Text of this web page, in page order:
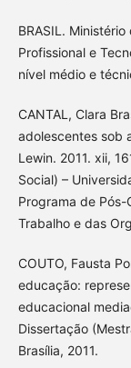
BRASIL.
Profissional e
nível médio e
CANTAL, Clara
adolescentes sob
Lewin. 2011. xii,
Social) –
Programa de
Trabalho e das
COUTO, Fausta
educação:
educacional
Dissertação
Brasília, 2011.